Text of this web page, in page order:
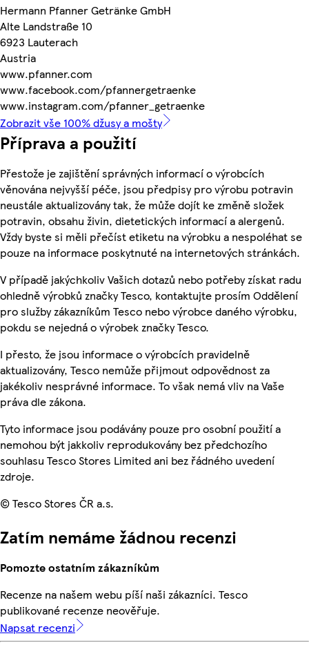
Hermann Pfanner Getränke GmbH
Alte Landstraße 10
6923 Lauterach
Austria
www.pfanner.com
www.facebook.com/pfannergetraenke
www.instagram.com/pfanner_getraenke
Zobrazit vše 100% džusy a mošty
Příprava a použití
Přestože je zajištění správných informací o výrobcích
věnována nejvyšší péče, jsou předpisy pro výrobu potravin
neustále aktualizovány tak, že může dojít ke změně složek
potravin, obsahu živin, dietetických informací a alergenů.
Vždy byste si měli přečíst etiketu na výrobku a nespoléhat se
pouze na informace poskytnuté na internetových stránkách.
V případě jakýchkoliv Vašich dotazů nebo potřeby získat radu
ohledně výrobků značky Tesco, kontaktujte prosím Oddělení
pro služby zákazníkům Tesco nebo výrobce daného výrobku,
pokdu se nejedná o výrobek značky Tesco.
I přesto, že jsou informace o výrobcích pravidelně
aktualizovány, Tesco nemůže přijmout odpovědnost za
jakékoliv nesprávné informace. To však nemá vliv na Vaše
práva dle zákona.
Tyto informace jsou podávány pouze pro osobní použití a
nemohou být jakkoliv reprodukovány bez předchozího
souhlasu Tesco Stores Limited ani bez řádného uvedení
zdroje.
© Tesco Stores ČR a.s.
Zatím nemáme žádnou recenzi
Pomozte ostatním zákazníkům
Recenze na našem webu píší naši zákazníci. Tesco
publikované recenze neověřuje.
Napsat recenzi